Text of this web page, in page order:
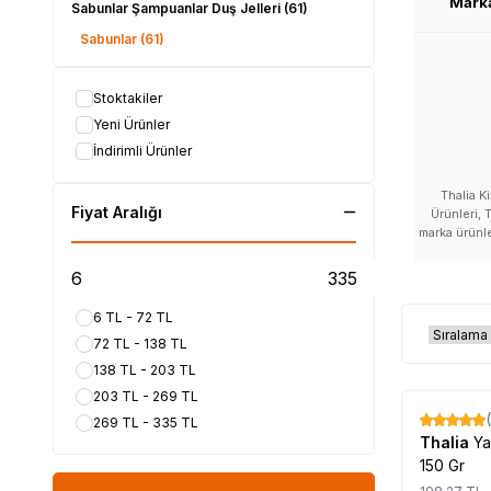
Sabunlar Şampuanlar Duş Jelleri (61)
Sabunlar (61)
Stoktakiler
Yeni Ürünler
İndirimli Ürünler
Fiyat Aralığı
6 TL - 72 TL
72 TL - 138 TL
138 TL - 203 TL
203 TL - 269 TL
269 TL - 335 TL
Thalia
Ürünleri,
marka
ürünleri
Thalia
Thalia
Thalia
#LokmanAVM
%17
Thalia
150 Gr